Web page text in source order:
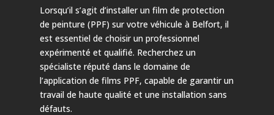
Lorsqu’il s’agit d’installer un film de protection
de peinture (PPF) sur votre véhicule à Belfort, il
est essentiel de choisir un professionnel
expérimenté et qualifié. Recherchez un
spécialiste réputé dans le domaine de
l’application de films PPF, capable de garantir un
travail de haute qualité et une installation sans
défauts.